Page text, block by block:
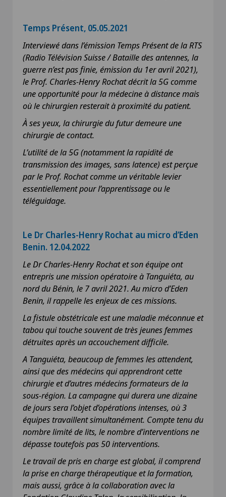
Temps Présent, 05.05.2021
Interviewé dans l’émission Temps Présent de la RTS
(Radio Télévision Suisse / Bataille des antennes, la
guerre n’est pas finie, émission du 1er avril 2021),
le Prof. Charles-Henry Rochat décrit la 5G comme
une opportunité pour la médecine à distance mais
où le chirurgien resterait à proximité du patient.
À ses yeux, la chirurgie du futur demeure une
chirurgie de contact.
L’utilité de la 5G (notamment la rapidité de
transmission des images, sans latence) est perçue
par le Prof. Rochat comme un véritable levier
essentiellement pour l’apprentissage ou le
téléguidage.
Le Dr Charles-Henry Rochat au micro d’Eden
Benin. 12.04.2022
Le Dr Charles-Henry Rochat et son équipe ont
entrepris une mission opératoire à Tanguiéta, au
nord du Bénin, le 7 avril 2021. Au micro d’Eden
Benin, il rappelle les enjeux de ces missions.
La fistule obstétricale est une maladie méconnue et
tabou qui touche souvent de très jeunes femmes
détruites après un accouchement difficile.
A Tanguiéta, beaucoup de femmes les attendent,
ainsi que des médecins qui apprendront cette
chirurgie et d’autres médecins formateurs de la
sous-région. La campagne qui durera une dizaine
de jours sera l’objet d’opérations intenses, où 3
équipes travaillent simultanément. Compte tenu du
nombre limité de lits, le nombre d’interventions ne
dépasse toutefois pas 50 interventions.
Le travail de pris en charge est global, il comprend
la prise en charge thérapeutique et la formation,
mais aussi, grâce à la collaboration avec la